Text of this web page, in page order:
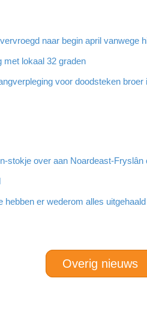
naar begin april vanwege
met lokaal 32 graden
voor doodsteken broer
stokje over aan Noardeast-Fryslân
hebben er wederom alles uitgehaald
Overig nieuws